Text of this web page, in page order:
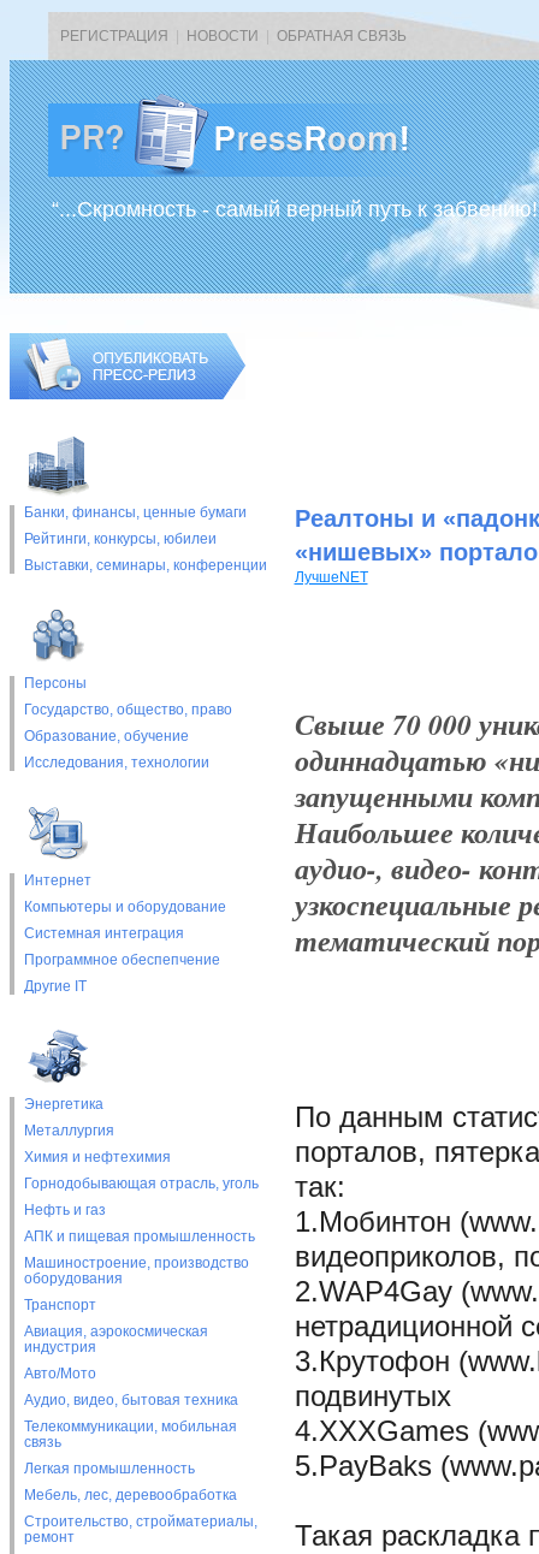
РЕГИСТРАЦИЯ НОВОСТИ ОБРАТНАЯ СВЯЗЬ
“...Скромность - самый верный путь к
Банки, финансы, ценные бумаги
Рейтинги, конкурсы, юбилеи
Выставки, cеминары, конференции
Персоны
Государство, общество, право
Образование, обучение
Исследования, технологии
Интернет
Компьютеры и оборудование
Системная интеграция
Программное обеспепчение
Другие IT
Энергетика
Металлургия
Химия и нефтехимия
Горнодобывающая отрасль, уголь
Нефть и газ
АПК и пищевая промышленность
Машиностроение, производство
оборудования
Транспорт
Авиация, аэрокосмическая
индустрия
Авто/Мото
Аудио, видео, бытовая техника
Телекоммуникации, мобильная
связь
Легкая промышленность
Мебель, лес, деревообработка
Строительство, стройматериалы,
ремонт
Реалтоны и
«нишевых»
ЛучшеNET
Свыше 70 000
одиннадцатью
запущенными
Наибольшее
аудио-, видео-
узкоспециальные
тематический
По данным
порталов,
так:
1.Мобинтон
видеоприколов,
2.WAP4Gay
нетрадиционной
3.Крутофон
подвинутых
4.XXXGames
5.PayBaks
Такая раскладка